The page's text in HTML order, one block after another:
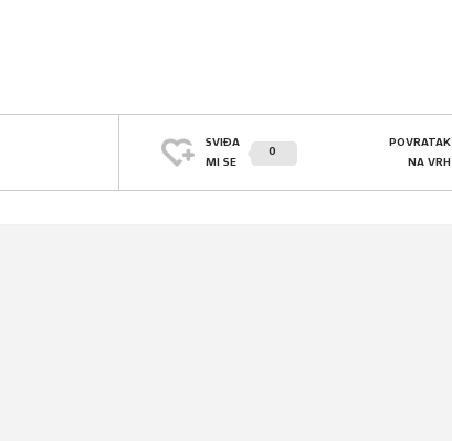
SVIĐA
MI SE
0
POVRATAK
NA VRH